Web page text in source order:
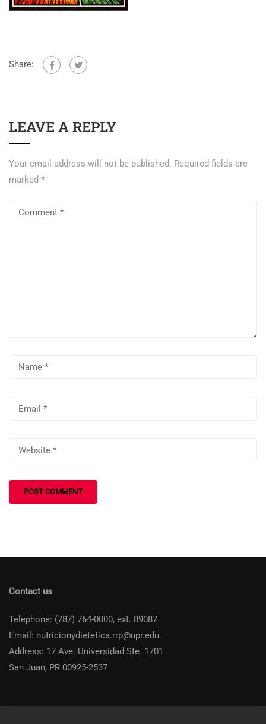
Share:
LEAVE A REPLY
Your email address will not be published. Required fields are
marked *
Contact us
Telephone: (787) 764-0000, ext. 89087
Email: nutricionydietetica.rrp@upr.edu
Address: 17 Ave. Universidad Ste. 1701
San Juan, PR 00925-2537